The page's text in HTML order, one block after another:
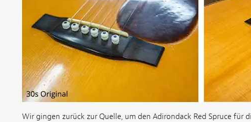
Wir gingen zurück zur Quelle, um den Adirondack Red Spruce für